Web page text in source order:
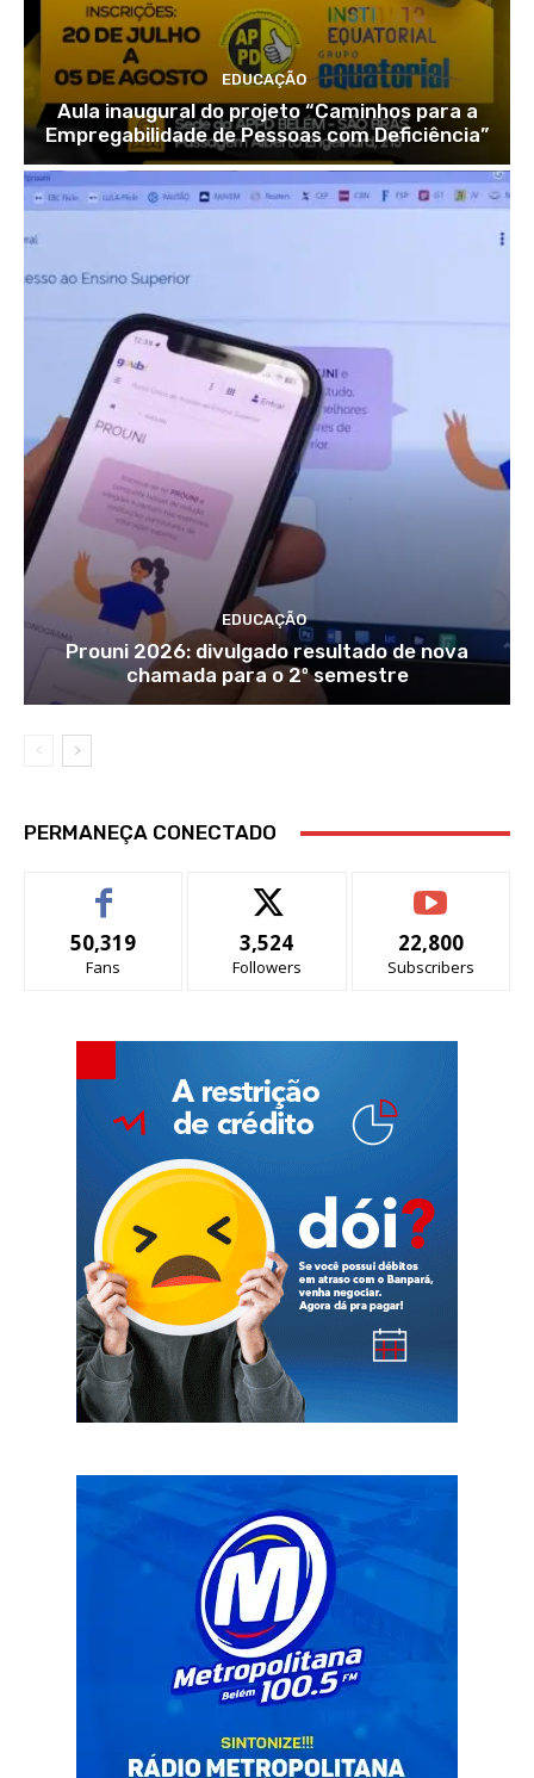
EDUCAÇÃO
Aula inaugural do projeto “Caminhos para a
Empregabilidade de Pessoas com Deficiência”
EDUCAÇÃO
Prouni 2026: divulgado resultado de nova
chamada para o 2º semestre
PERMANEÇA CONECTADO
50,319
Fans
3,524
Followers
22,800
Subscribers